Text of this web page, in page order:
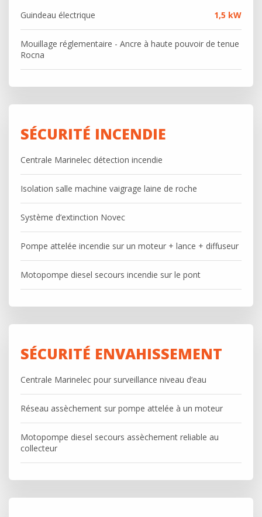
Guindeau électrique 1,5 kW
Mouillage réglementaire - Ancre à haute pouvoir de tenue
Rocna
SÉCURITÉ INCENDIE
Centrale Marinelec détection incendie
Isolation salle machine vaigrage laine de roche
Système d’extinction Novec
Pompe attelée incendie sur un moteur + lance + diffuseur
Motopompe diesel secours incendie sur le pont
SÉCURITÉ ENVAHISSEMENT
Centrale Marinelec pour surveillance niveau d’eau
Réseau assèchement sur pompe attelée à un moteur
Motopompe diesel secours assèchement reliable au
collecteur